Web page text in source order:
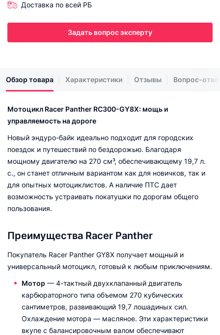
Доставка по всей РБ
Задать вопрос эксперту
Обзор товара Характеристики Отзывы Вопрос-
Мотоцикл Racer Panther RC300-GY8X: мощь и
управляемость на дороге
Новый эндуро-байк идеально подходит для городских
поездок и путешествий по бездорожью. Благодаря
мощному двигателю на 270 см³, обеспечивающему 19,7 л.
с., он станет отличным вариантом как для новичков, так и
для опытных мотоциклистов. А наличие ПТС дает
возможность устраивать покатушки по дорогам общего
пользования.
Преимущества Racer Panther
Покупатель Racer Panther GY8X получает мощный и
универсальный мотоцикл, готовый к любым приключениям.
Мотор — 4-тактный двухклапанный двигатель
карбюраторного типа объемом 270 кубических
сантиметров, развивающий 19,7 лошадиных сил.
Охлаждение мотора — масляное. Эти характеристики
вкупе с балансировочным валом обеспечивают